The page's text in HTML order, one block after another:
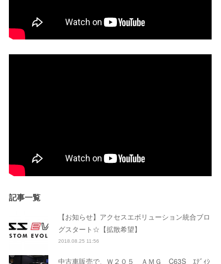
記事一覧
【お知らせ】アクセスエボリューション統合ブロ
グスタート☆【拡散希望】
2018.08.25 11:56
中古車販売で、Ｗ２０５ ＡＭＧ C63S ｴﾃﾞｨｼ